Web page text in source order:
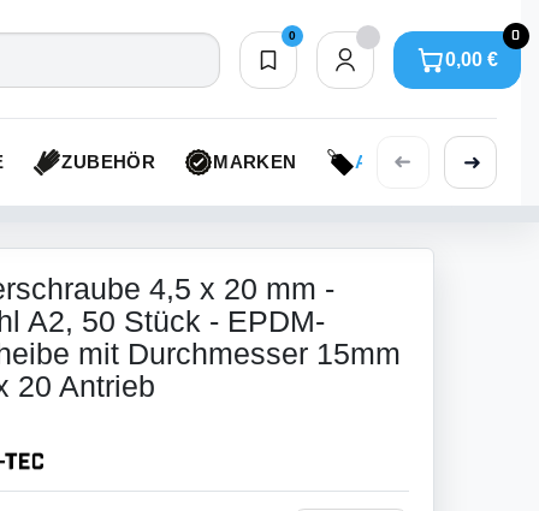
0
Merkliste
0
0,00 €
0,00 €
ZUBEHÖR MARKEN AKTIONEN
➜ ➜
4,5 x 20 mm -
A2, 50 Stück - EPDM-
mit Durchmesser 15mm
20 Antrieb